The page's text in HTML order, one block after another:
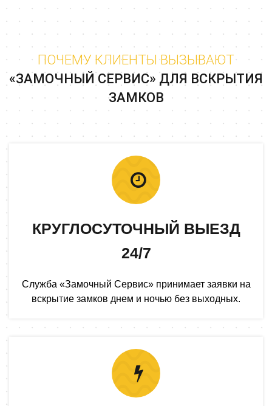
ПОЧЕМУ КЛИЕНТЫ ВЫЗЫВАЮТ
«ЗАМОЧНЫЙ СЕРВИС» ДЛЯ ВСКРЫТИЯ
ЗАМКОВ
КРУГЛОСУТОЧНЫЙ ВЫЕЗД
24/7
Служба «Замочный Сервис» принимает заявки на
вскрытие замков днем и ночью без выходных.